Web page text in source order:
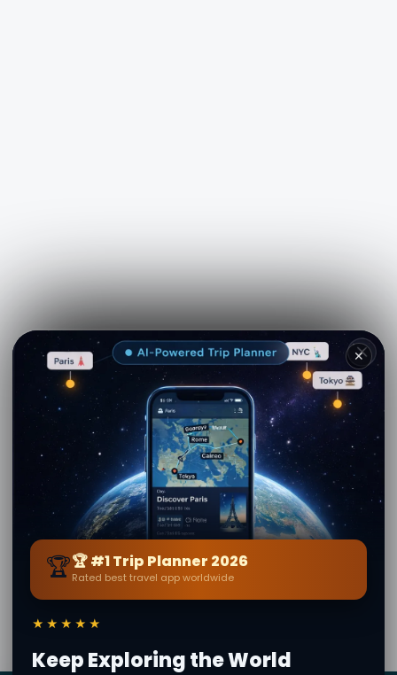
See more on Viator.com
Explore nearby
Vineum Bu Bodensee
📍 10.8 km away
MuallifMarika Sue
Tahririy mazmun tasdiqlangan · Sirli Dunyo Jamiyati —
1M+ joy 62 tilida
✕
🏆🏆 #1 Trip Planner 2026
Rated best travel app worldwide
★★★★★
Keep Exploring the World